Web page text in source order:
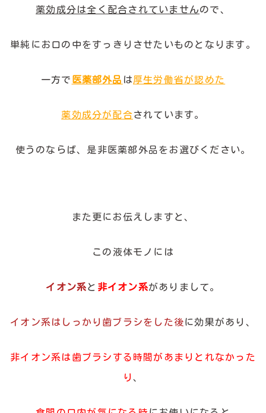
薬効成分は全く配合されていませんので、
単純にお口の中をすっきりさせたいものとなります。
一方で 医薬部外品 は厚生労働省が認めた
薬効成分が配合されています。
使うのならば、是非医薬部外品をお選びください。
また更にお伝えしますと、
この液体モノには
イオン系と 非イオン系がありまして。
イオン系はしっかり歯ブラシをした後に効果があり、
非イオン系は歯ブラシする時間があまりとれなかった
り、